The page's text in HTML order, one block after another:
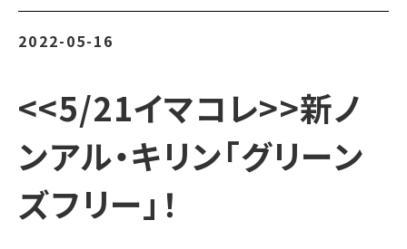
2022-05-16
<<5/21イマコレ>>新ノ
ンアル・キリン「グリーン
ズフリー」！